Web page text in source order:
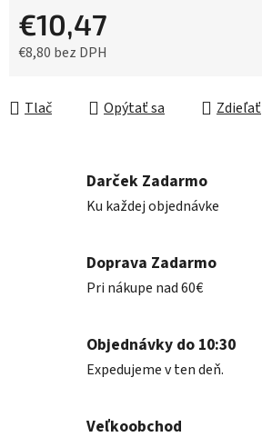
€10,47
€8,80 bez DPH
Tlač
Opýtať sa Zdieľať
Darček Zadarmo
Ku každej objednávke
Doprava Zadarmo
Pri nákupe nad 60€
Objednávky do 10:30
Expedujeme v ten deň.
Veľkoobchod